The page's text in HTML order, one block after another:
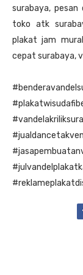
surabaya,
toko atk
plakat jam
cepat surabaya,